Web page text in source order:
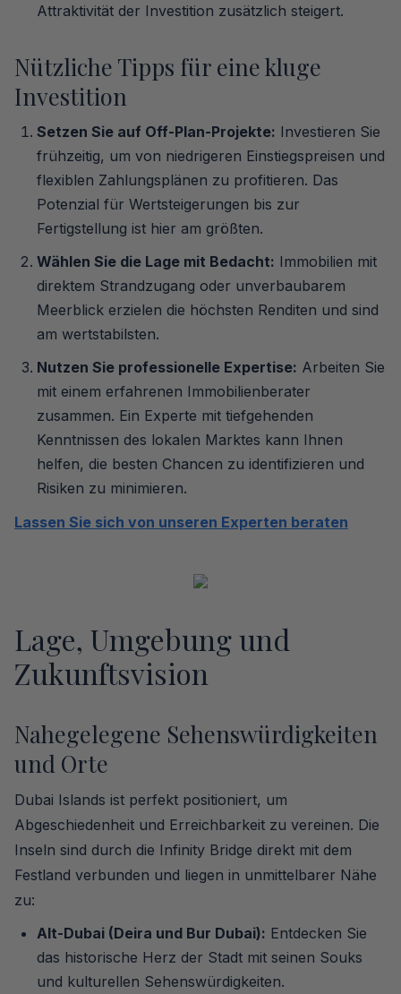
Attraktivität der Investition zusätzlich steigert.
Nützliche Tipps für eine kluge
Investition
Setzen Sie auf Off-Plan-Projekte: Investieren Sie
frühzeitig, um von niedrigeren Einstiegspreisen und
flexiblen Zahlungsplänen zu profitieren. Das
Potenzial für Wertsteigerungen bis zur
Fertigstellung ist hier am größten.
Wählen Sie die Lage mit Bedacht: Immobilien mit
direktem Strandzugang oder unverbaubarem
Meerblick erzielen die höchsten Renditen und sind
am wertstabilsten.
Nutzen Sie professionelle Expertise: Arbeiten Sie
mit einem erfahrenen Immobilienberater
zusammen. Ein Experte mit tiefgehenden
Kenntnissen des lokalen Marktes kann Ihnen
helfen, die besten Chancen zu identifizieren und
Risiken zu minimieren.
Lassen Sie sich von unseren Experten beraten
Lage, Umgebung und
Zukunftsvision
Nahegelegene Sehenswürdigkeiten
und Orte
Dubai Islands ist perfekt positioniert, um
Abgeschiedenheit und Erreichbarkeit zu vereinen. Die
Inseln sind durch die Infinity Bridge direkt mit dem
Festland verbunden und liegen in unmittelbarer Nähe
zu:
Alt-Dubai (Deira und Bur Dubai): Entdecken Sie
das historische Herz der Stadt mit seinen Souks
und kulturellen Sehenswürdigkeiten.